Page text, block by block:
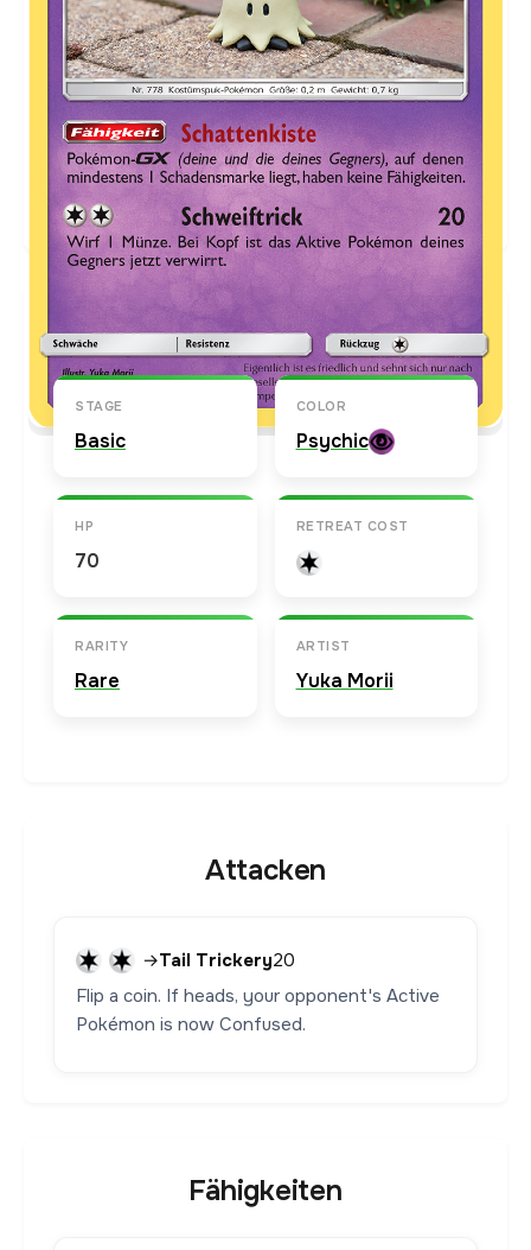
Normal
€34,78
Reverse Holo
Preise werden täglich aktualisiert.
Karten-Info Englische Version →
STAGE
Basic
COLOR
Psychic
HP
70
RETREAT COST
RARITY
Rare
ARTIST
Yuka Morii
Attacken
→Tail Trickery20
Flip a coin. If heads, your opponent's Active
Pokémon is now Confused.
Fähigkeiten